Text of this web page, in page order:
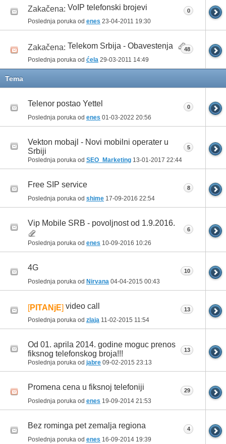
Zakačena: VoIP telefonski brojevi
Poslednja poruka od enes 23-04-2011 19:30
0
Zakačena: Telekom Srbija - Obavestenja
Poslednja poruka od ćela 29-03-2011 14:49
48
Tema
Telenor postao Yettel
Poslednja poruka od enes 01-03-2022 20:56
0
Vekton mobajl - Novi mobilni operater u
Srbiji
Poslednja poruka od SEO_Marketing 13-01-2017 22:44
5
Free SIP service
Poslednja poruka od shime 17-09-2016 22:54
8
Vip Mobile SRB - povoljnost od 1.9.2016.
Poslednja poruka od enes 10-09-2016 10:26
6
4G
Poslednja poruka od Nirvana 04-04-2015 00:43
10
[PITANjE] video call
Poslednja poruka od zlaja 11-02-2015 11:54
13
Od 01. aprila 2014. godine moguc prenos
fiksnog telefonskog broja!!!
Poslednja poruka od jabre 09-02-2015 23:13
13
Promena cena u fiksnoj telefoniji
Poslednja poruka od enes 19-09-2014 21:53
29
Bez rominga pet zemalja regiona
Poslednja poruka od enes 16-09-2014 19:39
4